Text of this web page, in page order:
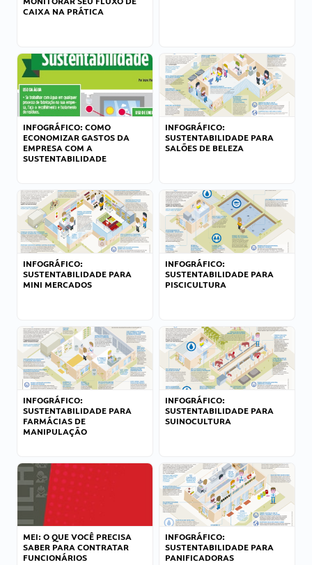
CAIXA NA PRÁTICA
INFOGRÁFICO: COMO
ECONOMIZAR GASTOS DA
EMPRESA COM A
SUSTENTABILIDADE
INFOGRÁFICO:
SUSTENTABILIDADE PARA
SALÕES DE BELEZA
INFOGRÁFICO:
SUSTENTABILIDADE PARA
MINI MERCADOS
INFOGRÁFICO:
SUSTENTABILIDADE PARA
PISCICULTURA
INFOGRÁFICO:
SUSTENTABILIDADE PARA
FARMÁCIAS DE
MANIPULAÇÃO
INFOGRÁFICO:
SUSTENTABILIDADE PARA
SUINOCULTURA
MEI: O QUE VOCÊ PRECISA
SABER PARA CONTRATAR
FUNCIONÁRIOS
INFOGRÁFICO:
SUSTENTABILIDADE PARA
PANIFICADORAS